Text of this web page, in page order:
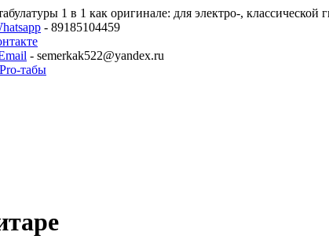
1 в 1 как оригинале: для электро-,
- 89185104459
- semerkak522@yandex.ru